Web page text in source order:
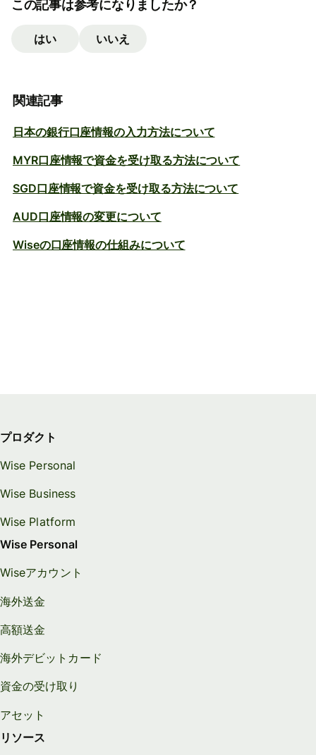
この記事は参考になりましたか？
はい いいえ
関連記事
日本の銀行口座情報の入力方法について
MYR口座情報で資金を受け取る方法について
SGD口座情報で資金を受け取る方法について
AUD口座情報の変更について
Wiseの口座情報の仕組みについて
プロダクト
Wise Personal
Wise Business
Wise Platform
Wise Personal
Wiseアカウント
海外送金
高額送金
海外デビットカード
資金の受け取り
アセット
リソース